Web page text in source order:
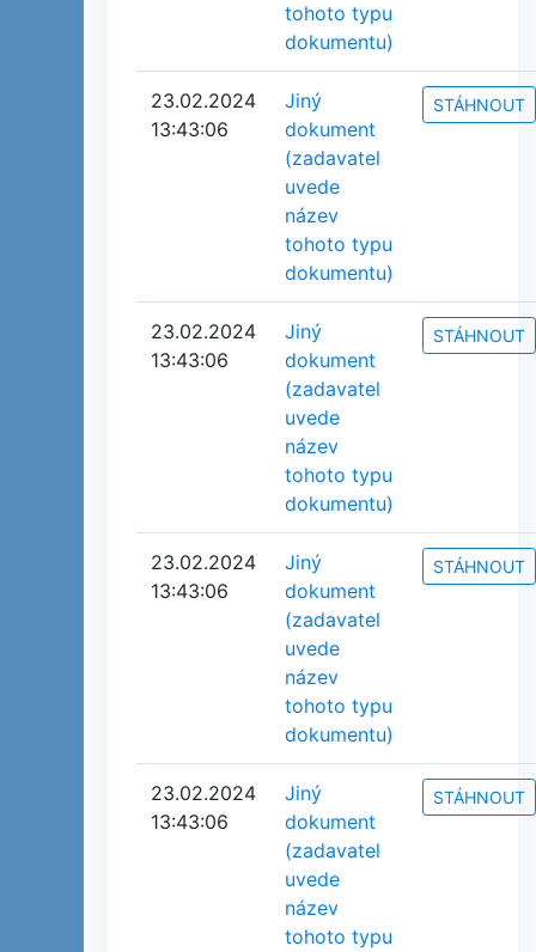
tohoto typu
dokumentu)
23.02.2024
13:43:06
Jiný
dokument
(zadavatel
uvede
název
tohoto typu
dokumentu)
STÁHNOUT
23.02.2024
13:43:06
Jiný
dokument
(zadavatel
uvede
název
tohoto typu
dokumentu)
STÁHNOUT
23.02.2024
13:43:06
Jiný
dokument
(zadavatel
uvede
název
tohoto typu
dokumentu)
STÁHNOUT
23.02.2024
13:43:06
Jiný
dokument
(zadavatel
uvede
název
tohoto typu
STÁHNOUT